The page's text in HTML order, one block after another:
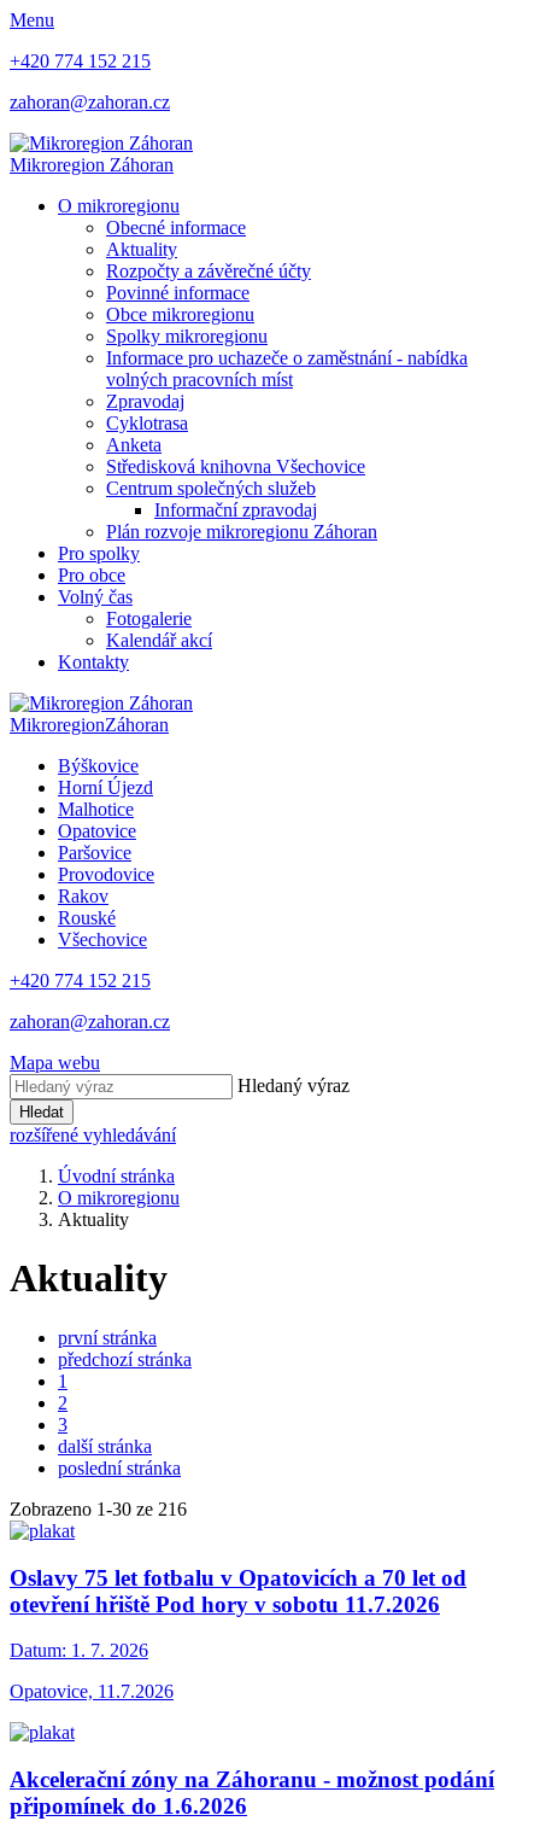
Menu
+420 774 152 215
zahoran@zahoran.cz
Mikroregion Záhoran
O mikroregionu
Obecné informace
Aktuality
Rozpočty a závěrečné účty
Povinné informace
Obce mikroregionu
Spolky mikroregionu
Informace pro uchazeče o zaměstnání - nabídka
volných pracovních míst
Zpravodaj
Cyklotrasa
Anketa
Středisková knihovna Všechovice
Centrum společných služeb
Informační zpravodaj
Plán rozvoje mikroregionu Záhoran
Pro spolky
Pro obce
Volný čas
Fotogalerie
Kalendář akcí
Kontakty
MikroregionZáhoran
Býškovice
Horní Újezd
Malhotice
Opatovice
Paršovice
Provodovice
Rakov
Rouské
Všechovice
+420 774 152 215
zahoran@zahoran.cz
Mapa webu
Hledaný výraz
Hledat
rozšířené vyhledávání
Úvodní stránka
O mikroregionu
Aktuality
Aktuality
první stránka
předchozí stránka
1
2
3
další stránka
poslední stránka
Zobrazeno 1-30 ze 216
Oslavy 75 let fotbalu v Opatovicích a 70 let od
otevření hřiště Pod hory v sobotu 11.7.2026
Datum: 1. 7. 2026
Opatovice, 11.7.2026
Akcelerační zóny na Záhoranu - možnost podání
připomínek do 1.6.2026